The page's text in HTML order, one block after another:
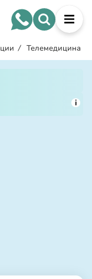
/ Телемедицина
i